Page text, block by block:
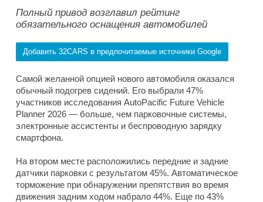
Полный привод возглавил рейтинг
обязательного оснащения автомобилей
Добавить 32CARS в предпочитаемые источники Google
Самой желанной опцией нового автомобиля оказался
обычный подогрев сидений. Его выбрали 47%
участников исследования AutoPacific Future Vehicle
Planner 2026 — больше, чем парковочные системы,
электронные ассистенты и беспроводную зарядку
смартфона.
На втором месте расположились передние и задние
датчики парковки с результатом 45%. Автоматическое
торможение при обнаружении препятствия во время
движения задним ходом набрало 44%. Еще по 43%